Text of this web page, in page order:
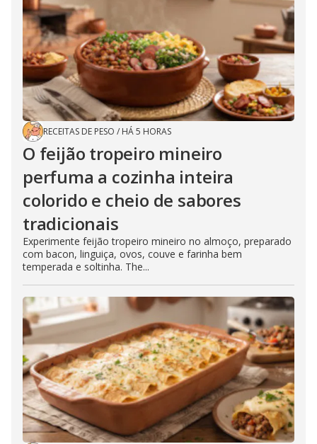
RECEITAS DE PESO / HÁ 5 HORAS
O feijão tropeiro mineiro
perfuma a cozinha inteira
colorido e cheio de sabores
tradicionais
Experimente feijão tropeiro mineiro no almoço, preparado
com bacon, linguiça, ovos, couve e farinha bem
temperada e soltinha. The...